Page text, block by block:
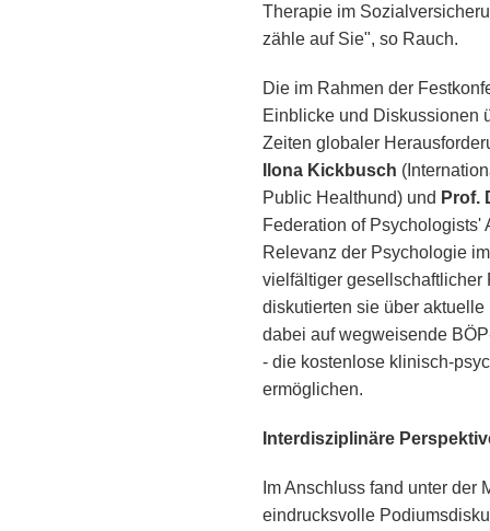
Therapie im
zähle auf Sie", so Rauch.
Die im Rahmen der
Einblicke und Diskussionen
Zeiten globaler
Ilona Kickbusch
Public Healthund) und Prof.
Federation of Psychologists'
Relevanz der Psychologie
vielfältiger gesellschaftlicher
diskutierten sie über
dabei auf wegweisende
- die kostenlose klinisch-
ermöglichen.
Interdisziplinäre
Im Anschluss fand unter der
eindrucksvolle